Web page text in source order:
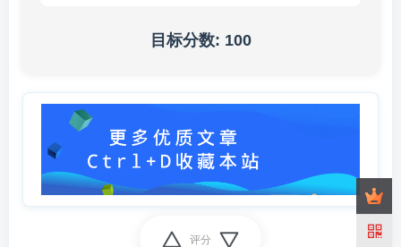
目标分数: 100
评分